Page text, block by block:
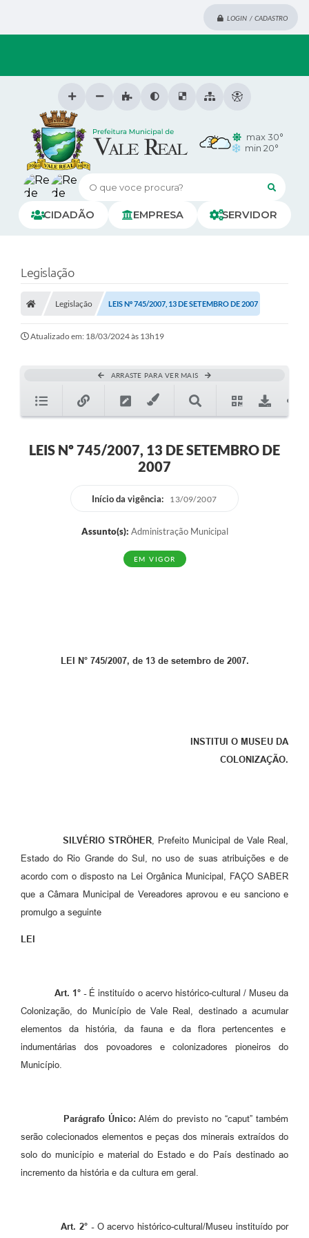
LOGIN / CADASTRO
O que voce procura?
CIDADÃO EMPRESA SERVIDOR
max 30°
min 20°
Legislação
Legislação LEIS Nº 745/2007, 13 DE SETEMBRO DE 2007
Atualizado em: 18/03/2024 às 13h19
ARRASTE PARA VER MAIS
LEIS Nº 745/2007, 13 DE SETEMBRO DE
2007
Início da vigência: 13/09/2007
Assunto(s): Administração Municipal
EM VIGOR
LEI N° 745/2007, de 13 de setembro de 2007.
INSTITUI O MUSEU DA
COLONIZAÇÃO.
SILVÉRIO STRÖHER, Prefeito Municipal de Vale Real,
Estado do Rio Grande do Sul, no uso de suas atribuições e de
acordo com o disposto na Lei Orgânica Municipal, FAÇO SABER
que a Câmara Municipal de Vereadores aprovou e eu sanciono e
promulgo a seguinte
LEI
Art. 1° -É instituído o acervo histórico-cultural / Museu da
Colonização, do Município de Vale Real, destinado a acumular
elementos da história, da fauna e da flora pertencentes e
indumentárias dos povoadores e colonizadores pioneiros do
Município.
Parágrafo Único: Além do previsto no “caput” também
serão colecionados elementos e peças dos minerais extraídos do
solo do município e material do Estado e do País destinado ao
incremento da história e da cultura em geral.
Art. 2° -O acervo histórico-cultural/Museu instituído por